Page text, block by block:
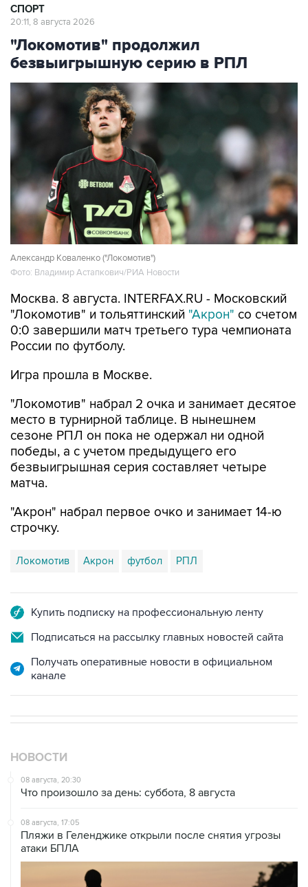
СПОРТ
20:11, 8 августа 2026
"Локомотив" продолжил
безвыигрышную серию в РПЛ
Александр Коваленко ("Локомотив")
Фото: Владимир Астапкович/РИА Новости
Москва. 8 августа. INTERFAX.RU - Московский
"Локомотив" и тольяттинский "Акрон" со счетом
0:0 завершили матч третьего тура чемпионата
России по футболу.
Игра прошла в Москве.
"Локомотив" набрал 2 очка и занимает десятое
место в турнирной таблице. В нынешнем
сезоне РПЛ он пока не одержал ни одной
победы, а с учетом предыдущего его
безвыигрышная серия составляет четыре
матча.
"Акрон" набрал первое очко и занимает 14-ю
строчку.
Локомотив Акрон футбол РПЛ
Купить подписку на профессиональную ленту
Подписаться на рассылку главных новостей сайта
Получать оперативные новости в официальном
канале
НОВОСТИ
08 августа, 20:30
Что произошло за день: суббота, 8 августа
08 августа, 17:05
Пляжи в Геленджике открыли после снятия угрозы
атаки БПЛА